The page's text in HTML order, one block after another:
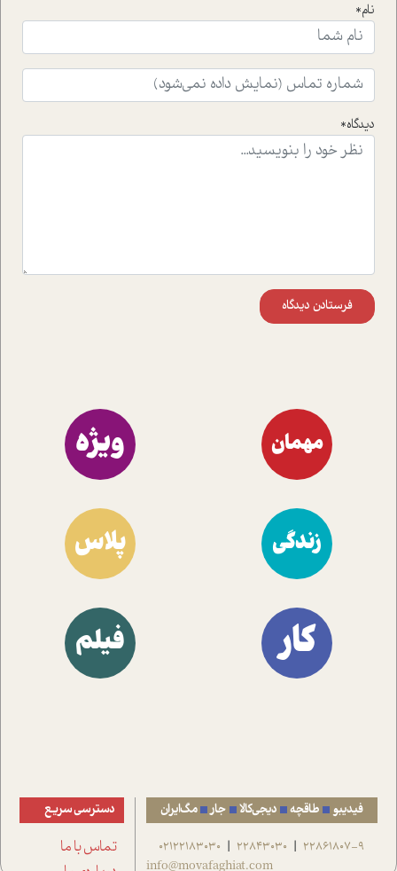
ای که به زندگی شگفت انگیز جین گودال و تاثیرات کاوش های
ایشان در حوزه ی شامپانزه ها بر زندگی امروزی ما نگاهی
افکنده است.فصل اتاق 333 شما را پای صحبت یک تجربه ی
واقعی در ارتباط با اختلال شخصیت اسکزوئید و مشکلات و نیز
راهکارهای حل آن قرار می دهد که در اتاق درمان اتفاق افتاده
موثرترین راهکارهای استفاده از هوش مصنوعی در حوزه های
نام*
دیدگاه*
فرستادن دیدگاه
مهمان ویژه
زندگی پلاس
کار فیلم
فیدیبو طاقچه دیجی‌کالا جار مگ‌ایران
22861807-9
|
22843030
|
02122183030
info@movafaghiat.com
دسترسی سریع
تماس با ما